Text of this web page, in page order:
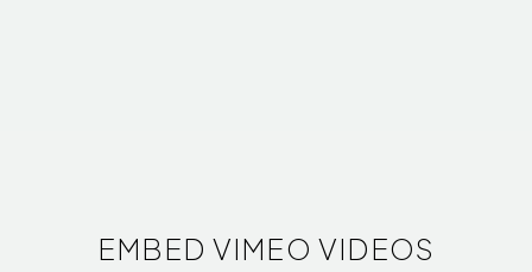
EMBED VIMEO VIDEOS